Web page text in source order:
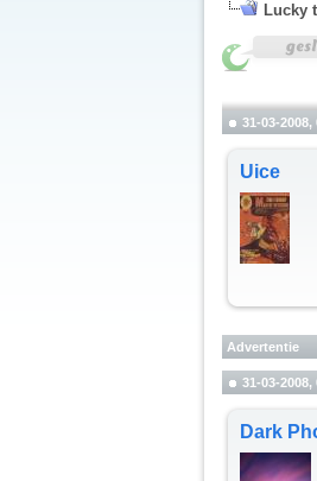
Lucky
31-03-2008,
Uice
Advertentie
31-03-2008,
Dark